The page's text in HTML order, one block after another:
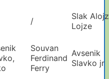
/
Slak Alojz
Lojze
Souvan
Ferdinand
Ferry
Avsenik
Slavko jr